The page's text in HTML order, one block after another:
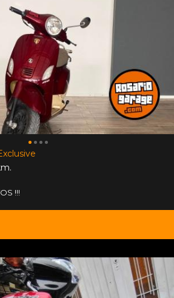
!!!